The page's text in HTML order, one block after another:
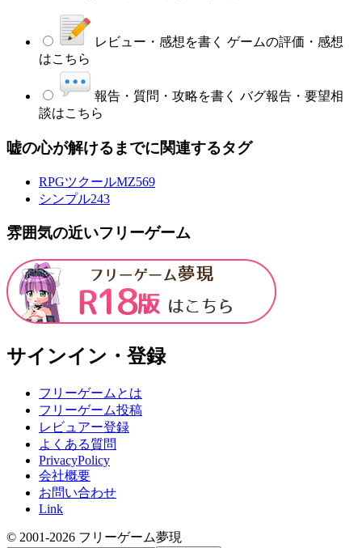
レビュー・感想を書く ゲームの評価・感想
はこちら
報告・質問・攻略を書く バグ報告・要望相
談はこちら
嘘の心が解けるまでに関連するタグ
RPGツクールMZ569
シンプル243
雰囲気の近いフリーゲーム
サインイン・登録
フリーゲームとは
フリーゲーム投稿
レビュアー登録
よくある質問
PrivacyPolicy
会社概要
お問い合わせ
Link
© 2001-2026 フリーゲーム夢現